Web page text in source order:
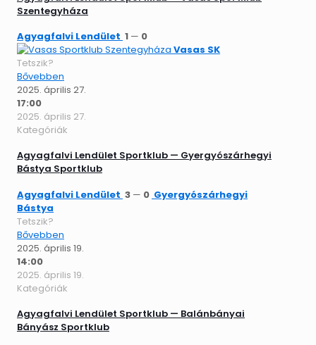
Szentegyháza
Agyagfalvi Lendület 1 — 0
Vasas SK
Tetszik?
Bővebben
2025. április 27.
17:00
2025. április 27.
Kategóriák
Agyagfalvi Lendület Sportklub — Gyergyószárhegyi
Bástya Sportklub
Agyagfalvi Lendület 3 — 0 Gyergyószárhegyi
Bástya
Tetszik?
Bővebben
2025. április 19.
14:00
2025. április 19.
Kategóriák
Agyagfalvi Lendület Sportklub — Balánbányai
Bányász Sportklub